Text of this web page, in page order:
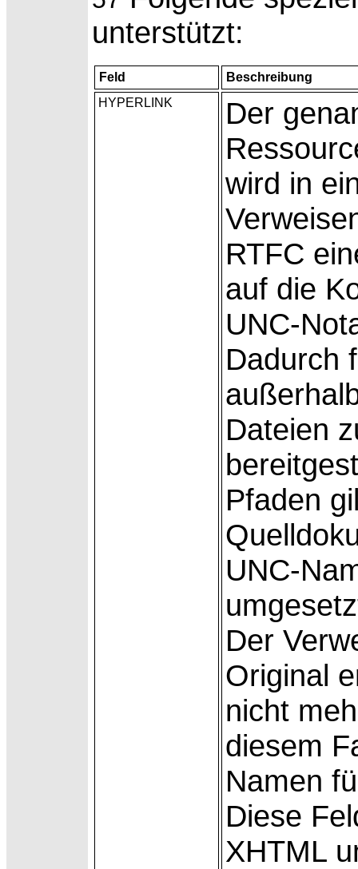
unterstützt:
Feld
Beschreibung
HYPERLINK
Der
wird in
RTFC
auf die
UNC-
Dadurch
Dateien
Pfaden
UNC-
Der
Original
nicht
diesem
Namen
Diese
XHTML